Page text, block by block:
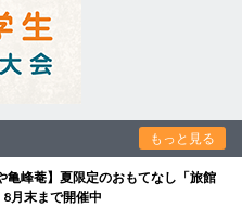
もっと見る
亀峰菴】夏限定のおもてなし「旅館
月末まで開催中